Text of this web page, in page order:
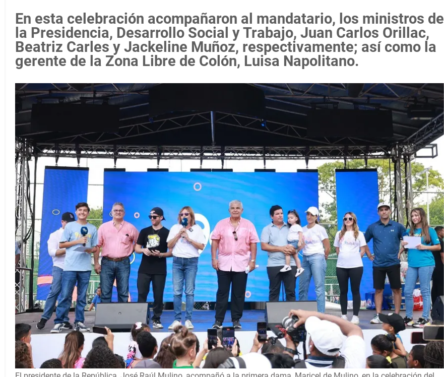
En esta celebración acompañaron al mandatario, los ministros de
la Presidencia, Desarrollo Social y Trabajo, Juan Carlos Orillac,
Beatriz Carles y Jackeline Muñoz, respectivamente; así como la
gerente de la Zona Libre de Colón, Luisa Napolitano.